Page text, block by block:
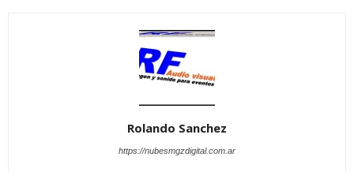
Rolando Sanchez
https://nubesmgzdigital.com.ar